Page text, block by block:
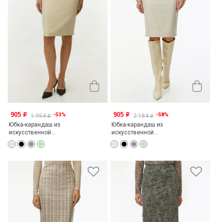
905 o 1 954o -53%
Юбка-карандаш из
искусственной...
905 o 2 184o -58%
Юбка-карандаш из
искусственной...